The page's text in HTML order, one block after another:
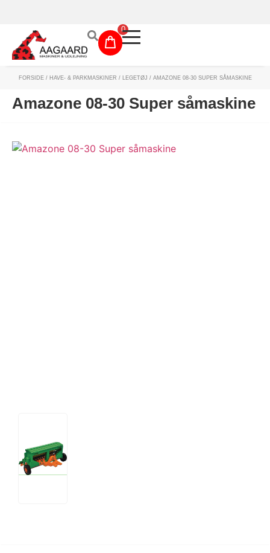
0
Maskinudlejning
Have- og parkmaskiner
FORSIDE/ HAVE- & PARKMASKINER / LEGETØJ / AMAZONE 08-30 SUPER SÅMASKINE
Amazone 08-30 Super såmaskine